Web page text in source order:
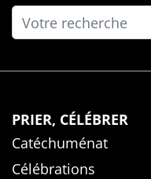
PRIER, CÉLÉBRER
Catéchuménat
Célébrations